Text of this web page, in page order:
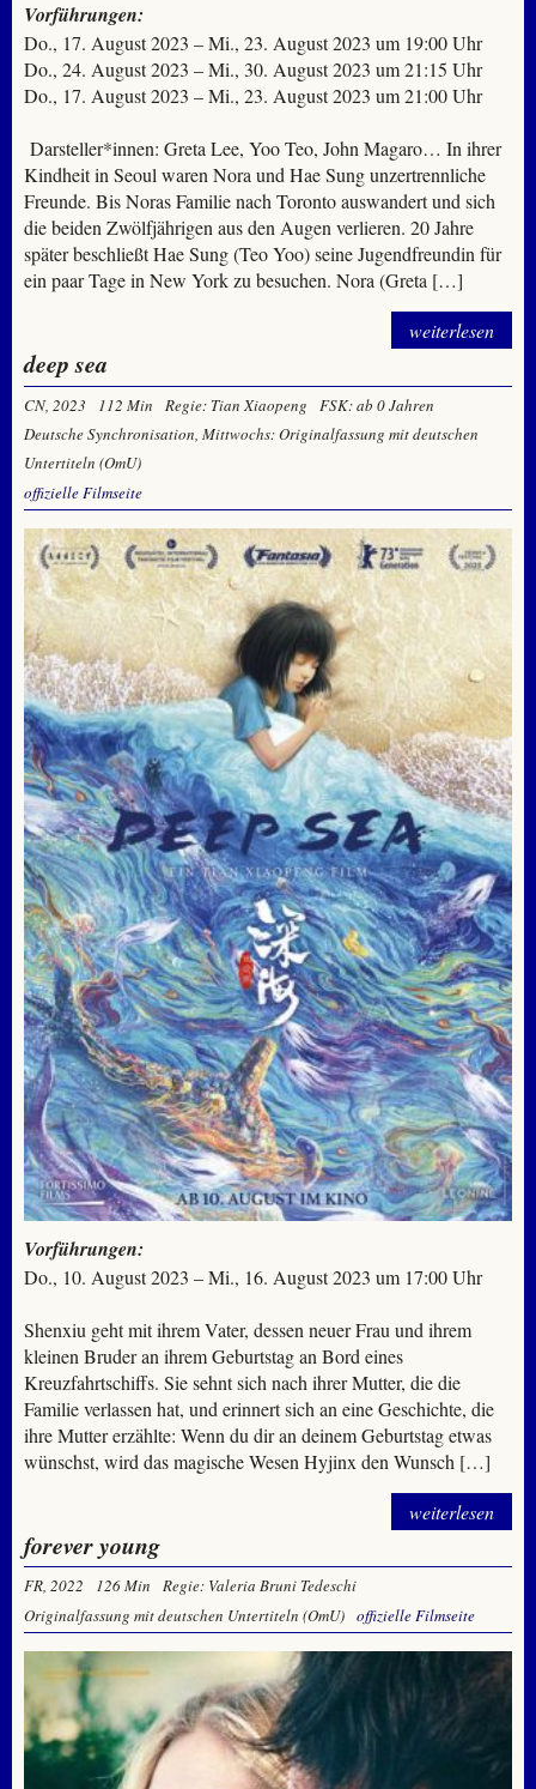
Vorführungen:
Do., 17. August 2023 – Mi., 23. August 2023 um 19:00 Uhr
Do., 24. August 2023 – Mi., 30. August 2023 um 21:15 Uhr
Do., 17. August 2023 – Mi., 23. August 2023 um 21:00 Uhr
Darsteller*innen: Greta Lee, Yoo Teo, John Magaro… In ihrer
Kindheit in Seoul waren Nora und Hae Sung unzertrennliche
Freunde. Bis Noras Familie nach Toronto auswandert und sich
die beiden Zwölfjährigen aus den Augen verlieren. 20 Jahre
später beschließt Hae Sung (Teo Yoo) seine Jugendfreundin für
ein paar Tage in New York zu besuchen. Nora (Greta […]
weiterlesen
deep sea
CN, 2023 112 Min Regie: Tian Xiaopeng
FSK: ab 0 Jahren
Deutsche Synchronisation, Mittwochs: Originalfassung mit deutschen
Untertiteln (OmU)
offizielle Filmseite
Vorführungen:
Do., 10. August 2023 – Mi., 16. August 2023 um 17:00 Uhr
Shenxiu geht mit ihrem Vater, dessen neuer Frau und ihrem
kleinen Bruder an ihrem Geburtstag an Bord eines
Kreuzfahrtschiffs. Sie sehnt sich nach ihrer Mutter, die die
Familie verlassen hat, und erinnert sich an eine Geschichte, die
ihre Mutter erzählte: Wenn du dir an deinem Geburtstag etwas
wünschst, wird das magische Wesen Hyjinx den Wunsch […]
weiterlesen
forever young
FR, 2022 126 Min
Regie: Valeria Bruni Tedeschi
Originalfassung mit deutschen Untertiteln (OmU) offizielle Filmseite